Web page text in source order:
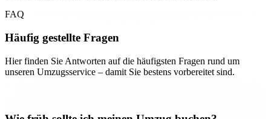
FAQ
Häufig gestellte Fragen
Hier finden Sie Antworten auf die häufigsten Fragen rund um
unseren Umzugsservice – damit Sie bestens vorbereitet sind.